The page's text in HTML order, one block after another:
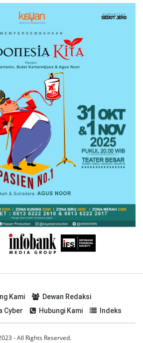
Kami
Dewan Redaksi
Cyber
Hubungi Kami Indeks
- All Rights Reserved.